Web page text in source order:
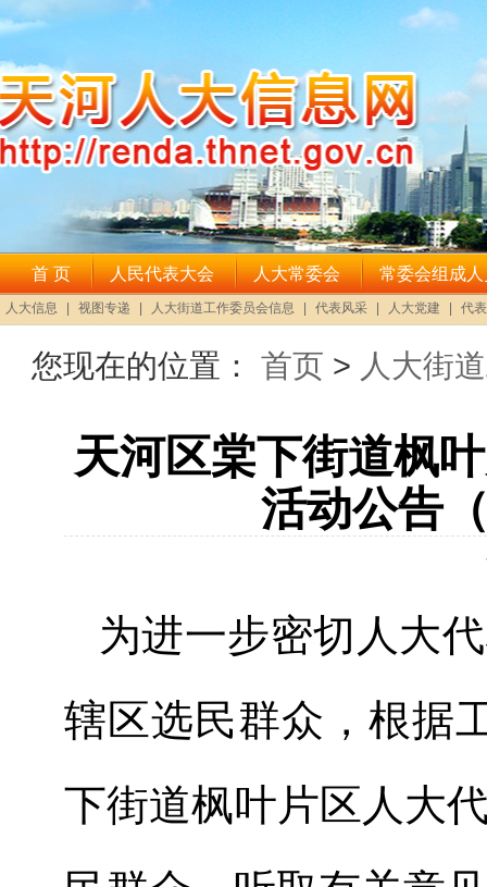
您现在的位置： 首页 > 人大街
天河区棠下街道枫
活动公告
为进一步密切人大
辖区选民群众，根据
下街道枫叶片区人大